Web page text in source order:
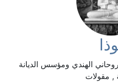
الهندي ومؤسس الديانة
, مقولات